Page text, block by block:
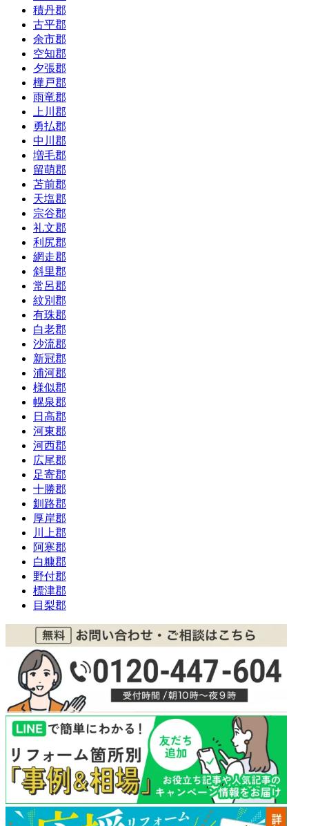
積丹郡
古平郡
余市郡
空知郡
夕張郡
樺戸郡
雨竜郡
上川郡
勇払郡
中川郡
増毛郡
留萌郡
苫前郡
天塩郡
宗谷郡
礼文郡
利尻郡
網走郡
斜里郡
常呂郡
紋別郡
有珠郡
白老郡
沙流郡
新冠郡
浦河郡
様似郡
幌泉郡
日高郡
河東郡
河西郡
広尾郡
足寄郡
十勝郡
釧路郡
厚岸郡
川上郡
阿寒郡
白糠郡
野付郡
標津郡
目梨郡